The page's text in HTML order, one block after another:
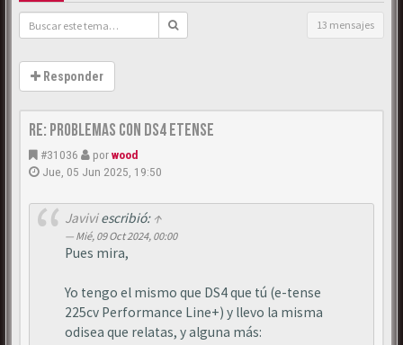
13 mensajes
Responder
Re: Problemas con DS4 etense
#31036 porwood
Jue, 05 Jun 2025, 19:50
Javiviescribió: ↑
Mié, 09 Oct 2024, 00:00
Pues mira,
Yo tengo el mismo que DS4 que tú (e-tense
225cv Performance Line+) y llevo la misma
odisea que relatas, y alguna más: